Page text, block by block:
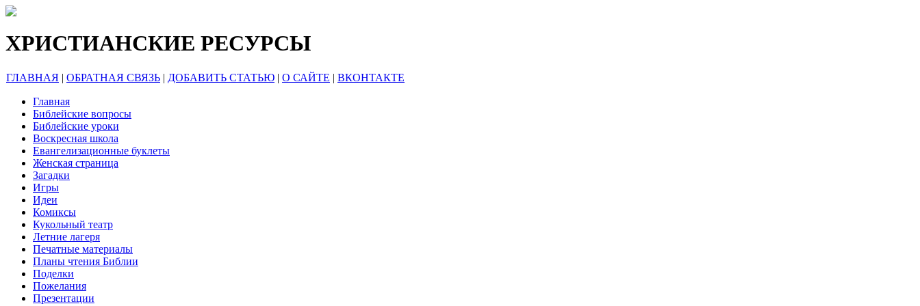
ХРИСТИАНСКИЕ РЕСУРСЫ
ГЛАВНАЯ | ОБРАТНАЯ СВЯЗЬ | ДОБАВИТЬ СТАТЬЮ | О САЙТЕ | ВКОНТАКТЕ
Главная
Библейские вопросы
Библейские уроки
Воскресная школа
Евангелизационные буклеты
Женская страница
Загадки
Игры
Идеи
Комиксы
Кукольный театр
Летние лагеря
Печатные материалы
Планы чтения Библии
Поделки
Пожелания
Презентации